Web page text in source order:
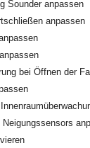
Sounder anpassen
anpassen
bei Öffnen der